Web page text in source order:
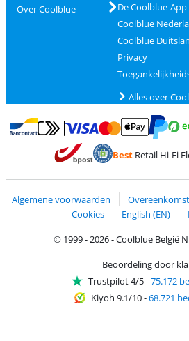
Over Coolblue
De Coolblue-App
Coolblue
Coolblue
Privacy
Alles over
Betalen met Bancontact
Betalen met MasterCard en Visa via
Betalen
BestRetail Hi-Fi
Algemene voorwaarden
Cookies
English (EN)
© 1999 - 2026 - Coolblue België
Beoordeling door
Trustpilot 4/5-75.172
Kiyoh 9.1/10-68.721